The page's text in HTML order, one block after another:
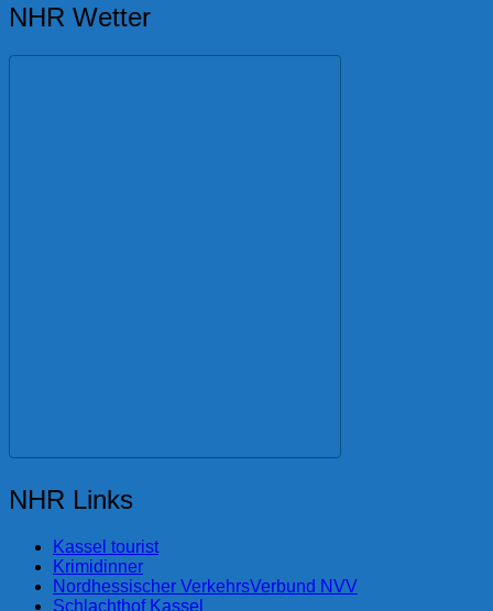
NHR Wetter
NHR Links
Kassel tourist
Krimidinner
Nordhessischer VerkehrsVerbund NVV
Schlachthof Kassel